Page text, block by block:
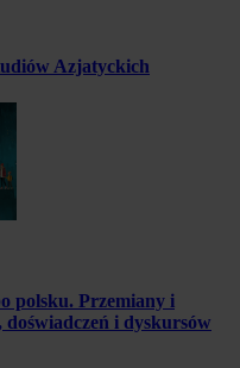
Azjatyckich
polsku. Przemiany i
doświadczeń i dyskursów